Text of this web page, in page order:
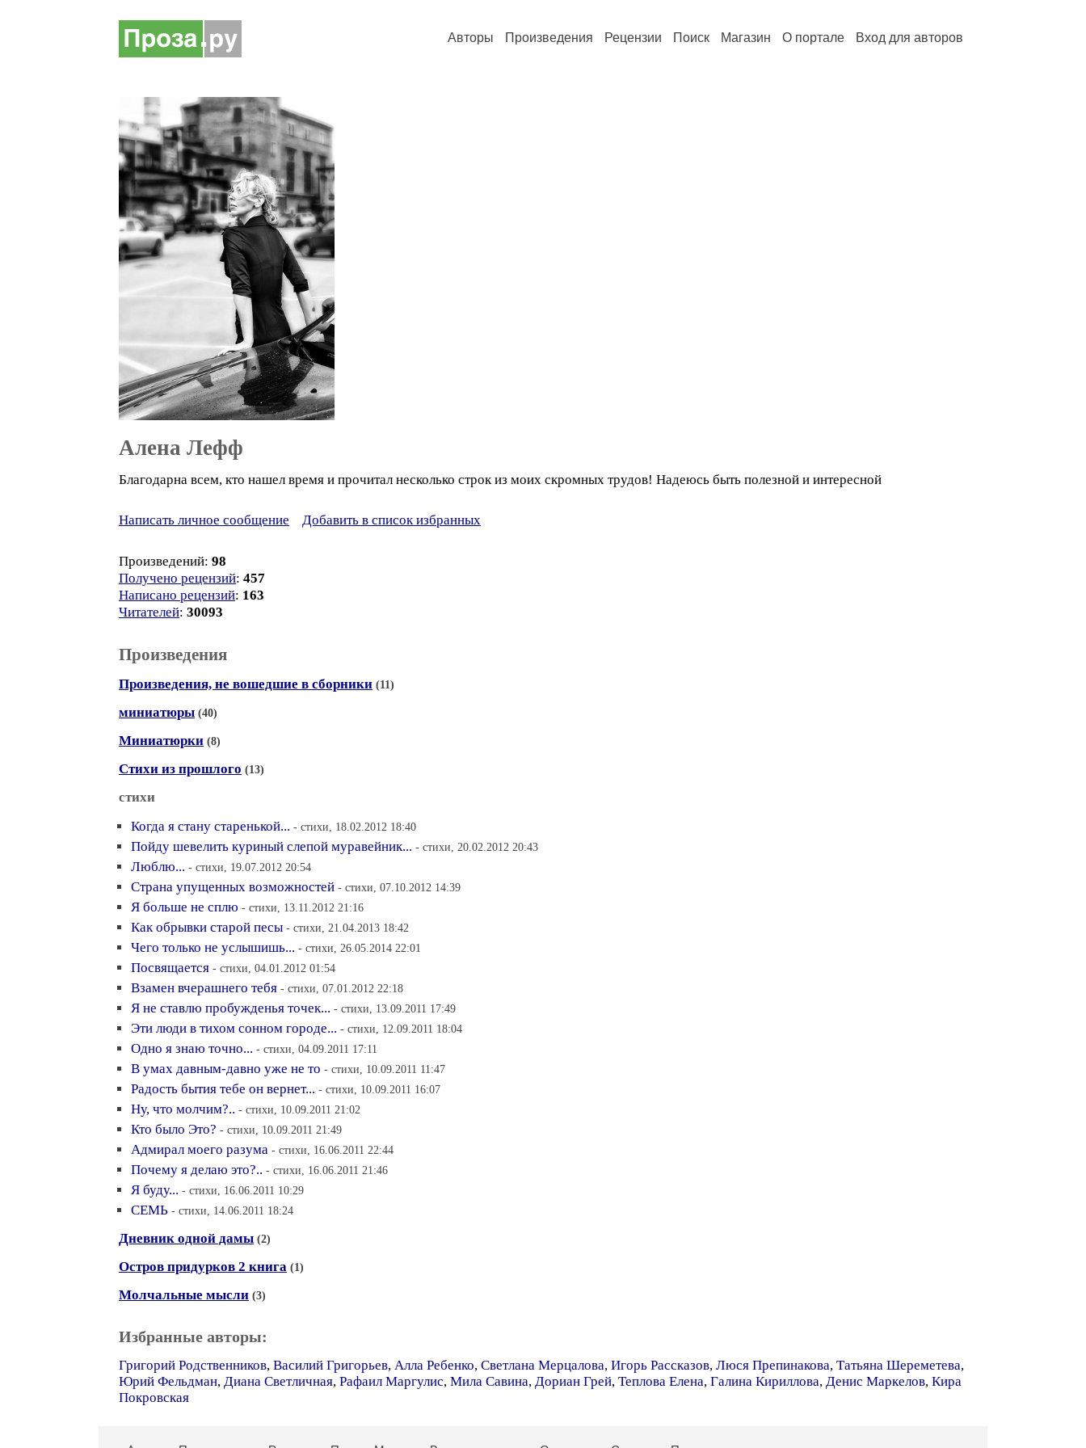
Авторы Произведения Рецензии Поиск Магазин О портале Вход для авторов
Алена Лефф
Благодарна всем, кто нашел время и прочитал несколько строк из моих скромных трудов! Надеюсь быть полезной и интересной
Написать личное сообщение Добавить в список избранных
Произведений: 98
Получено рецензий: 457
Написано рецензий: 163
Читателей: 30093
Произведения
Произведения, не вошедшие в сборники (11)
миниатюры (40)
Миниатюрки (8)
Стихи из прошлого (13)
стихи
Когда я стану старенькой... - стихи, 18.02.2012 18:40
Пойду шевелить куриный слепой муравейник... - стихи, 20.02.2012 20:43
Люблю... - стихи, 19.07.2012 20:54
Страна упущенных возможностей - стихи, 07.10.2012 14:39
Я больше не сплю - стихи, 13.11.2012 21:16
Как обрывки старой песы - стихи, 21.04.2013 18:42
Чего только не услышишь... - стихи, 26.05.2014 22:01
Посвящается - стихи, 04.01.2012 01:54
Взамен вчерашнего тебя - стихи, 07.01.2012 22:18
Я не ставлю пробужденья точек... - стихи, 13.09.2011 17:49
Эти люди в тихом сонном городе... - стихи, 12.09.2011 18:04
Одно я знаю точно... - стихи, 04.09.2011 17:11
В умах давным-давно уже не то - стихи, 10.09.2011 11:47
Радость бытия тебе он вернет... - стихи, 10.09.2011 16:07
Ну, что молчим?.. - стихи, 10.09.2011 21:02
Кто было Это? - стихи, 10.09.2011 21:49
Адмирал моего разума - стихи, 16.06.2011 22:44
Почему я делаю это?.. - стихи, 16.06.2011 21:46
Я буду... - стихи, 16.06.2011 10:29
СЕМЬ - стихи, 14.06.2011 18:24
Дневник одной дамы (2)
Остров придурков 2 книга (1)
Молчальные мысли (3)
Избранные авторы:
Григорий Родственников, Василий Григорьев, Алла Ребенко, Светлана Мерцалова, Игорь Рассказов, Люся Препинакова, Татьяна Шереметева,
Юрий Фельдман, Диана Светличная, Рафаил Маргулис, Мила Савина, Дориан Грей, Теплова Елена, Галина Кириллова, Денис Маркелов, Кира
Покровская